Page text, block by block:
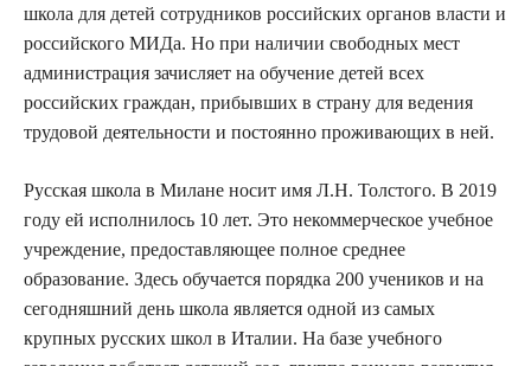
школа для детей сотрудников российских органов власти и
российского МИДа. Но при наличии свободных мест
администрация зачисляет на обучение детей всех
российских граждан, прибывших в страну для ведения
трудовой деятельности и постоянно проживающих в ней.
Русская школа в Милане носит имя Л.Н. Толстого. В 2019
году ей исполнилось 10 лет. Это некоммерческое учебное
учреждение, предоставляющее полное среднее
образование. Здесь обучается порядка 200 учеников и на
сегодняшний день школа является одной из самых
крупных русских школ в Италии. На базе учебного